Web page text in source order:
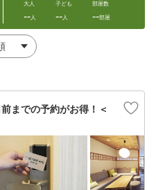
大人
--人
子ども
--人
部屋数
--部屋
までの予約がお得！＜